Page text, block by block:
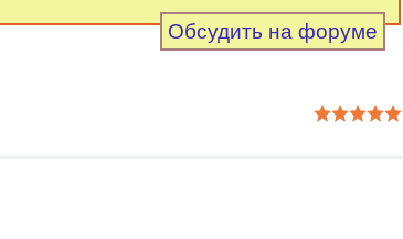
Обсудить на форуме